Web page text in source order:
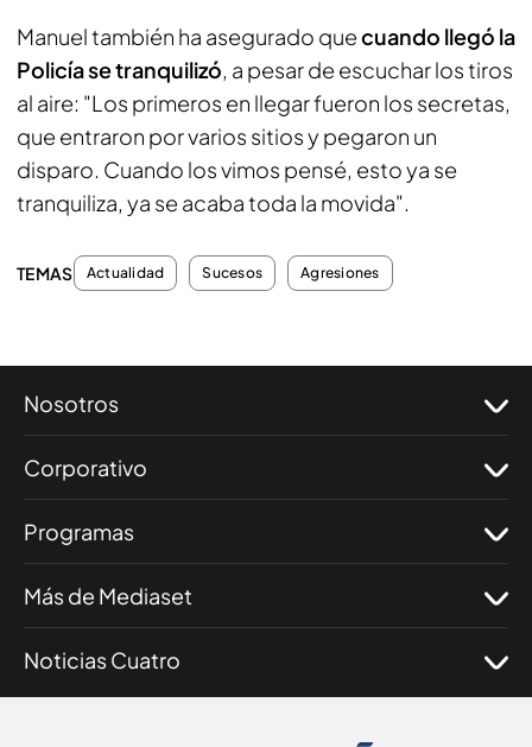
Manuel también ha asegurado quecuando llegó la
Policía se tranquilizó, a pesar de escuchar los tiros
al aire: "Los primeros en llegar fueron los secretas,
que entraron por varios sitios y pegaron un
disparo. Cuando los vimos pensé, esto ya se
tranquiliza, ya se acaba toda la movida".
TEMAS Actualidad Sucesos Agresiones
Nosotros
Corporativo
Programas
Más de Mediaset
Noticias Cuatro